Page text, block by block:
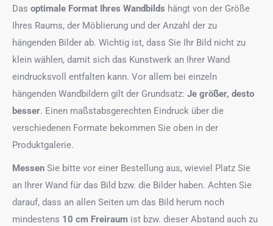
Das optimale Format Ihres Wandbilds hängt von der Größe
Ihres Raums, der Möblierung und der Anzahl der zu
hängenden Bilder ab. Wichtig ist, dass Sie Ihr Bild nicht zu
klein wählen, damit sich das Kunstwerk an Ihrer Wand
eindrucksvoll entfalten kann. Vor allem bei einzeln
hängenden Wandbildern gilt der Grundsatz: Je größer, desto
besser. Einen maßstabsgerechten Eindruck über die
verschiedenen Formate bekommen Sie oben in der
Produktgalerie.
Messen Sie bitte vor einer Bestellung aus, wieviel Platz Sie
an Ihrer Wand für das Bild bzw. die Bilder haben. Achten Sie
darauf, dass an allen Seiten um das Bild herum noch
mindestens 10 cm Freiraum ist bzw. dieser Abstand auch zu